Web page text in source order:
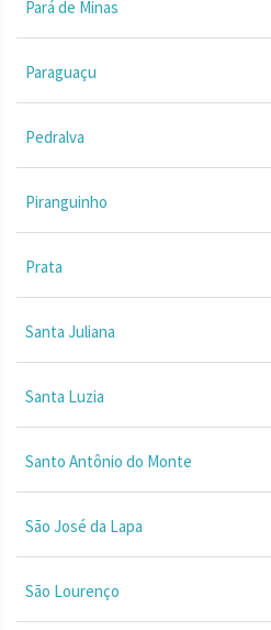
Pará de Minas
Paraguaçu
Pedralva
Piranguinho
Prata
Santa Juliana
Santa Luzia
Santo Antônio do Monte
São José da Lapa
São Lourenço